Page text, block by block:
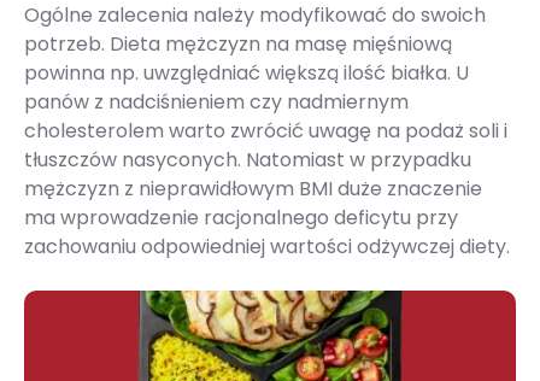
Ogólne zalecenia należy modyfikować do swoich
potrzeb. Dieta mężczyzn na masę mięśniową
powinna np. uwzględniać większą ilość białka. U
panów z nadciśnieniem czy nadmiernym
cholesterolem warto zwrócić uwagę na podaż soli i
tłuszczów nasyconych. Natomiast w przypadku
mężczyzn z nieprawidłowym BMI duże znaczenie
ma wprowadzenie racjonalnego deficytu przy
zachowaniu odpowiedniej wartości odżywczej diety.